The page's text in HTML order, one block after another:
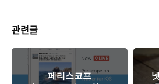
관련글
페리스코프